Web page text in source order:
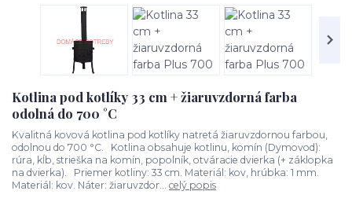
Kotlina pod kotlíky 33 cm + žiaruvzdorná farba
odolná do 700 °C
Kvalitná kovová kotlina pod kotlíky natretá žiaruvzdornou farbou,
odolnou do 700 °C. Kotlina obsahuje kotlinu, komín (Dymovod):
rúra, kĺb, strieška na komín, popolník, otváracie dvierka (+ záklopka
na dvierka). Priemer kotliny: 33 cm. Materiál: kov, hrúbka: 1 mm.
Materiál: kov. Náter: žiaruvzdor... celý popis